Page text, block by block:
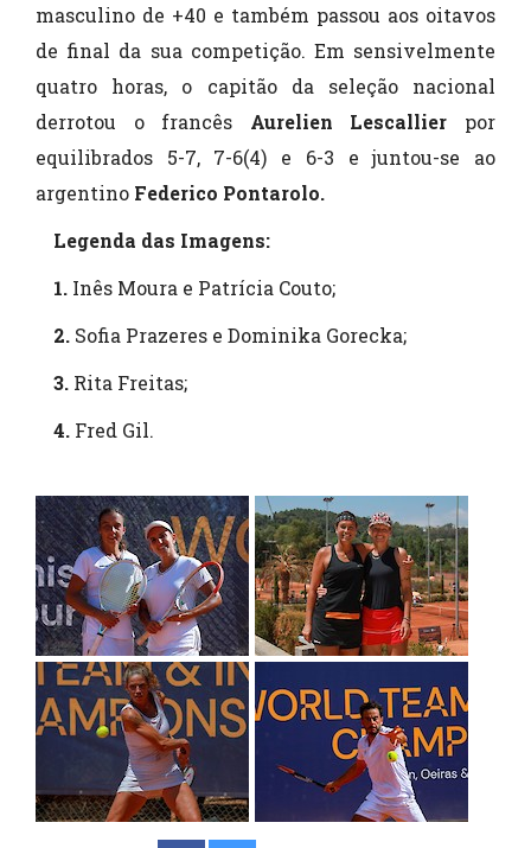
masculino de +40 e também passou aos oitavos
de final da sua competição. Em sensivelmente
quatro horas, o capitão da seleção nacional
derrotou o francês Aurelien Lescallier por
equilibrados 5-7, 7-6(4) e 6-3 e juntou-se ao
argentino Federico Pontarolo.
Legenda das Imagens:
1. Inês Moura e Patrícia Couto;
2. Sofia Prazeres e Dominika Gorecka;
3. Rita Freitas;
4. Fred Gil.